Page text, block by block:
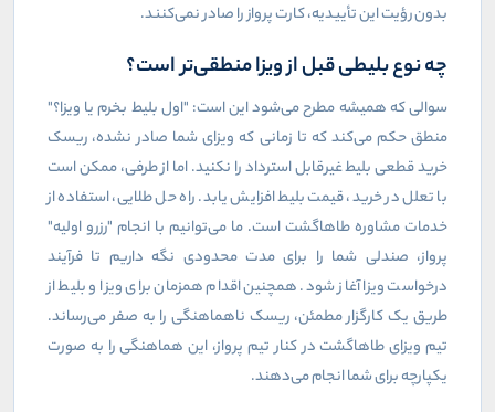
بدون رؤیت این تأییدیه، کارت پرواز را صادر نمی‌کنند.
چه نوع بلیطی قبل از ویزا منطقی‌تر است؟
سوالی که همیشه مطرح می‌شود این است: "اول بلیط بخرم یا ویزا؟"
منطق حکم می‌کند که تا زمانی که ویزای شما صادر نشده، ریسک
خرید قطعی بلیط غیرقابل استرداد را نکنید. اما از طرفی، ممکن است
با تعلل در خرید، قیمت بلیط افزایش یابد. راه حل طلایی، استفاده از
خدمات مشاوره طاهاگشت است. ما می‌توانیم با انجام "رزرو اولیه"
پرواز، صندلی شما را برای مدت محدودی نگه داریم تا فرآیند
درخواست ویزا آغاز شود. همچنین اقدام همزمان برای ویزا و بلیط از
طریق یک کارگزار مطمئن، ریسک ناهماهنگی را به صفر می‌رساند.
تیم ویزای طاهاگشت در کنار تیم پرواز، این هماهنگی را به صورت
یکپارچه برای شما انجام می‌دهند.